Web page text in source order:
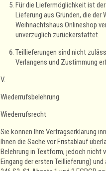
Für die Liefermöglichkeit ist
Lieferung aus Gründen, die
Weihnachtshaus Onlineshop
unverzüglich zurückerstattet.
Teillieferungen sind nicht
Verlangens und Zustimmung
V.
Wiederrufsbelehrung
Wiederrufsrecht
Sie können Ihre Vertragserklärung
Ihnen die Sache vor Fristablauf
Belehrung in Textform, jedoch nicht
Eingang der ersten Teillieferung)